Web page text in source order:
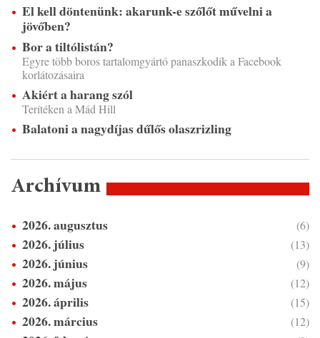
El kell döntenünk: akarunk-e szőlőt művelni a
jövőben?
Bor a tiltólistán?
Egyre több boros tartalomgyártó panaszkodik a Facebook
korlátozásaira
Akiért a harang szól
Terítéken a Mád Hill
Balatoni a nagydíjas dűlős olaszrizling
Archívum
2026. augusztus (6)
2026. július (13)
2026. június (9)
2026. május (12)
2026. április (15)
2026. március (12)